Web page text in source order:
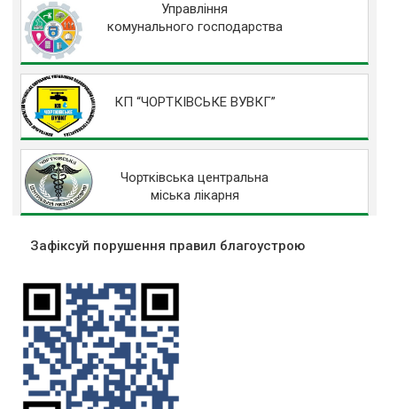
Управління
комунального господарства
КП “ЧОРТКІВСЬКЕ ВУВКГ”
Чортківська центральна
міська лікарня
Зафіксуй порушення правил благоустрою